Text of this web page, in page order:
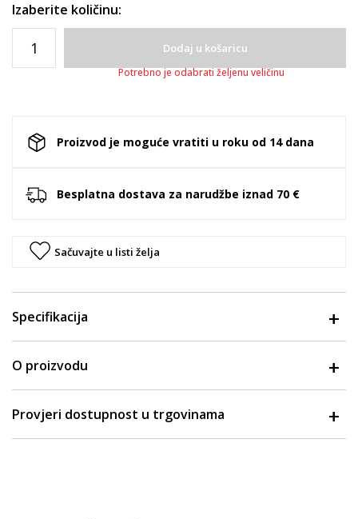
Izaberite količinu:
Dodaj u košaricu
Potrebno je odabrati željenu veličinu
Proizvod je moguće vratiti u roku od 14 dana
Besplatna dostava za narudžbe iznad 70 €
Sačuvajte u listi želja
Specifikacija
O proizvodu
Provjeri dostupnost u trgovinama